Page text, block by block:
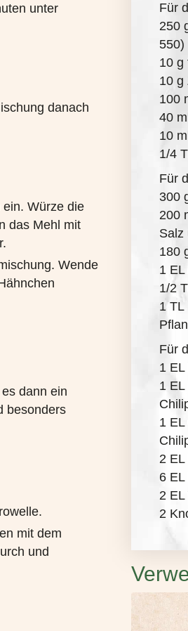
unter
danach
Würze die
das Mehl mit
Wende
dann ein
besonders
mit dem
und
Für
250
550)
10 g
10 g
100
40
10
1/4
Für
300
200
Salz
180
1
1/2
1 TL
Für
1
1
1
2 EL
6 EL
2 EL
2